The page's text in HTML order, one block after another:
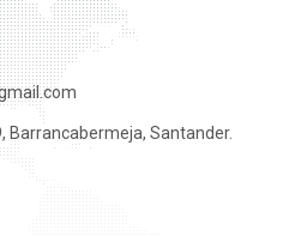
Barrancabermeja, Santander.